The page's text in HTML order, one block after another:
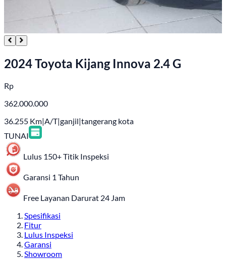
2024 Toyota Kijang Innova 2.4 G
Rp
362.000.000
36.255 Km|A/T|ganjil|tangerang kota
TUNAI
Lulus 150+ Titik Inspeksi
Garansi 1 Tahun
Free Layanan Darurat 24 Jam
Spesifikasi
Fitur
Lulus Inspeksi
Garansi
Showroom